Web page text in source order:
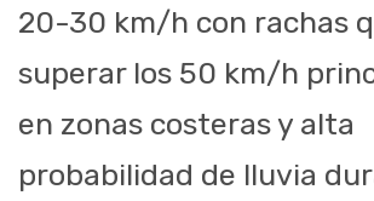
20-30 km/h con rachas
superar los 50 km/h
en zonas costeras y alta
probabilidad de lluvia